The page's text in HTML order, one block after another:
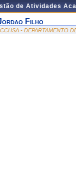
de Atividades
Filho
- DEPARTAMENTO